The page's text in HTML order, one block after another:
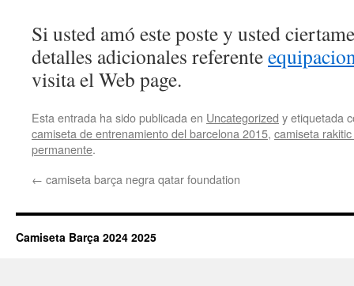
Si usted amó este poste y usted
detalles adicionales referente
visita el Web page.
Esta entrada ha sido publicada en Uncategorized y etiquetada
camiseta de entrenamiento del barcelona 2015, camiseta
permanente.
← camiseta barça negra qatar foundation
Camiseta Barça 2024 2025